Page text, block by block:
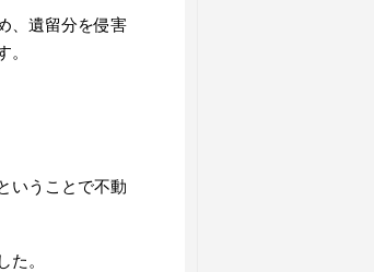
、遺留分を侵害
。
いうことで不動
た。